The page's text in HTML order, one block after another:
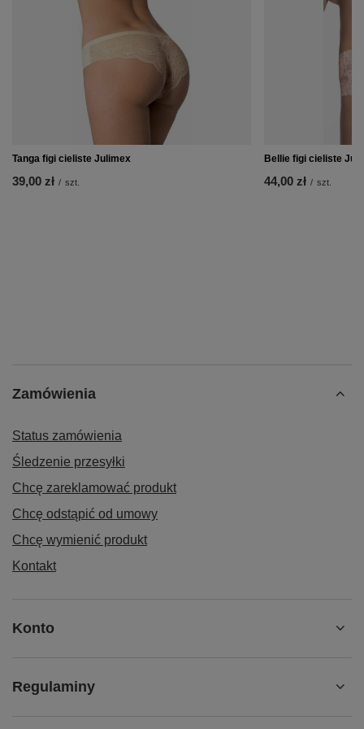
Tanga figi cieliste Julimex
39,00 zł / szt.
Bellie figi cieliste
44,00 zł / szt.
Zamówienia
Status zamówienia
Śledzenie przesyłki
Chcę zareklamować produkt
Chcę odstąpić od umowy
Chcę wymienić produkt
Kontakt
Konto
Regulaminy